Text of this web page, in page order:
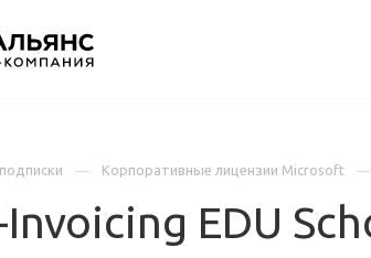
Корпоративные лицензии Microsoft
Invoicing EDU